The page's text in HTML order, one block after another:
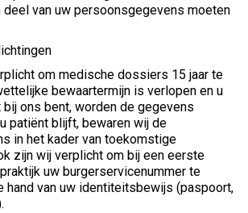
deel van uw persoonsgegevens moeten
om medische dossiers 15 jaar te
bewaartermijn is verlopen en u
ons bent, worden de gegevens
patiënt blijft, bewaren wij de
in het kader van toekomstige
zijn wij verplicht om bij een eerste
uw burgerservicenummer te
hand van uw identiteitsbewijs (paspoort,